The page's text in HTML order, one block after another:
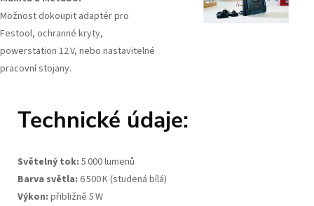
Možnost dokoupit adaptér pro
Festool, ochranné kryty,
powerstation 12 V, nebo nastavitelné
pracovní stojany.
Technické údaje:
Světelný tok: 5 000 lumenů
Barva světla: 6 500 K (studená bílá)
Výkon: přibližně 5 W